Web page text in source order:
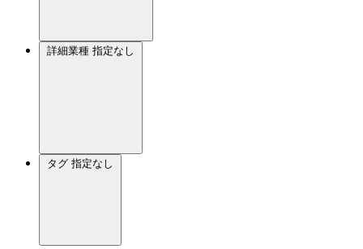
詳細業種 指定なし
タグ 指定なし